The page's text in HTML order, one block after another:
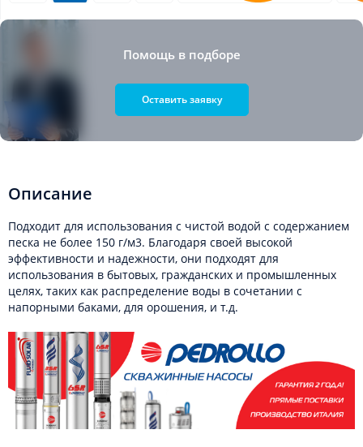
Помощь в подборе
Оставить заявку
Описание
Подходит для использования с чистой водой с содержанием
песка не более 150 г/м3. Благодаря своей высокой
эффективности и надежности, они подходят для
использования в бытовых, гражданских и промышленных
целях, таких как распределение воды в сочетании с
напорными баками, для орошения, и т.д.